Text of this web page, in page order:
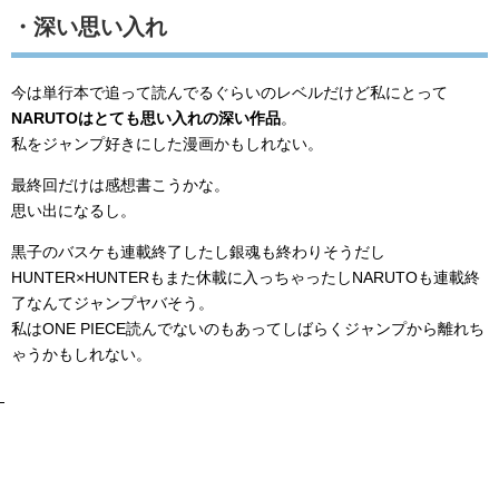
・深い思い入れ
今は単行本で追って読んでるぐらいのレベルだけど私にとって
NARUTOはとても思い入れの深い作品。
私をジャンプ好きにした漫画かもしれない。
最終回だけは感想書こうかな。
思い出になるし。
黒子のバスケも連載終了したし銀魂も終わりそうだし
HUNTER×HUNTERもまた休載に入っちゃったしNARUTOも連載終
了なんてジャンプヤバそう。
私はONE PIECE読んでないのもあってしばらくジャンプから離れち
ゃうかもしれない。